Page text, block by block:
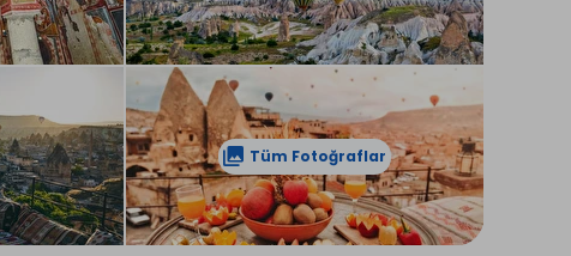
Tüm Fotoğraflar